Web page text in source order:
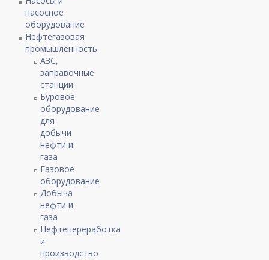
насосное
оборудование
Нефтегазовая
промышленность
АЗС,
заправочные
станции
Буровое
оборудование
для
добычи
нефти и
газа
Газовое
оборудование
Добыча
нефти и
газа
Нефтепереработка
и
производство